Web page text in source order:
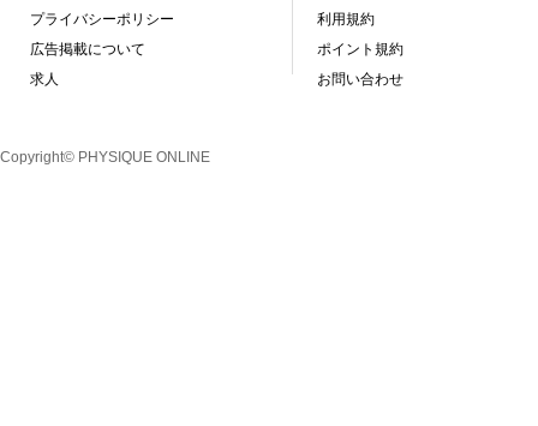
プライバシーポリシー
広告掲載について
求人
利用規約
ポイント規約
お問い合わせ
Copyright© PHYSIQUE ONLINE